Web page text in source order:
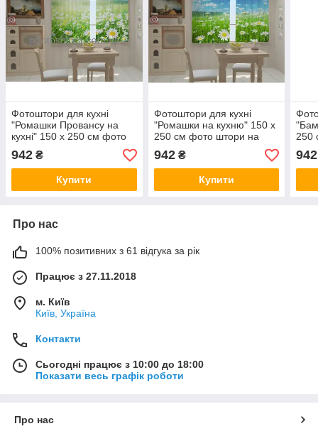
Фотоштори для кухні
"Ромашки Провансу на
кухні" 150 х 250 см фото
штори на кухню шторі VE
942 ₴
Купити
Фотоштори для кухні
"Ромашки на кухню" 150 х
250 см фото штори на
кухню шторі VE
942₴
Купити
250
942
Про нас
100% позитивних з 61 відгука за рік
Працює з 27.11.2018
м. Київ
Київ, Україна
Контакти
Сьогодні працює з 10:00 до 18:00
Показати весь графік роботи
Про нас